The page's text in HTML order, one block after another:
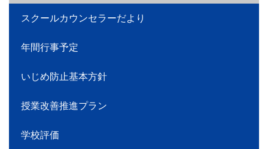
スクールカウンセラーだより
年間行事予定
いじめ防止基本方針
授業改善推進プラン
学校評価